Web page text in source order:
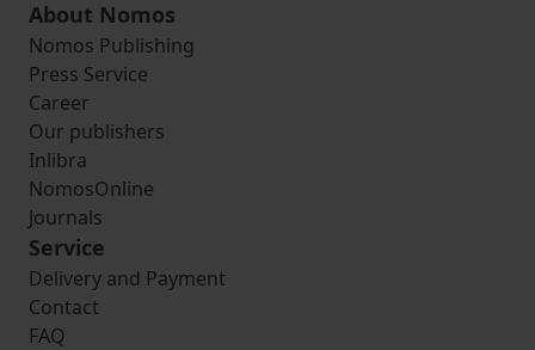
About Nomos
Nomos Publishing
Press Service
Career
Our publishers
Inlibra
NomosOnline
Journals
Service
Delivery and Payment
Contact
FAQ